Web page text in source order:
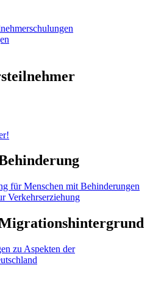
für Menschen mit Behinderungen
Verkehrserziehung
zu Aspekten der